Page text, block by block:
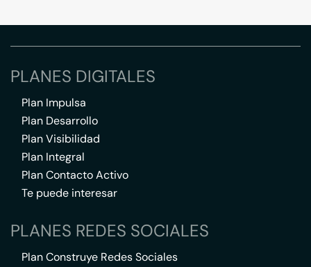
PLANES DIGITALES
Plan Impulsa
Plan Desarrollo
Plan Visibilidad
Plan Integral
Plan Contacto Activo
Te puede interesar
PLANES REDES SOCIALES
Plan Construye Redes Sociales